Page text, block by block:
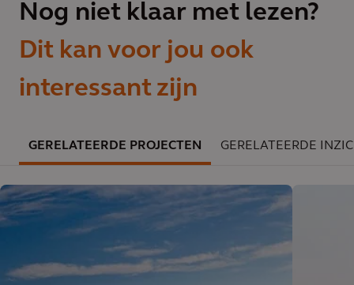
Nog niet klaar met lezen?
Dit kan voor jou ook
interessant zijn
GERELATEERDE PROJECTEN GERELATEERDE